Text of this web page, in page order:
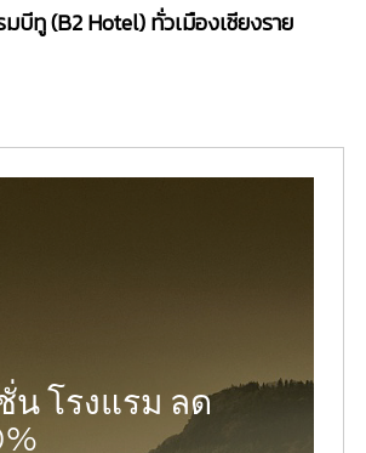
มบีทู (B2 Hotel) ทั่วเมืองเชียงราย